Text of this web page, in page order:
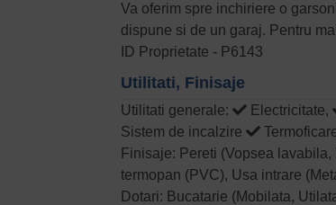
Va oferim spre inchiriere o
dispune si de un garaj. Pentru
ID Proprietate - P6143
Utilitati, Finisaje
Utilitati generale: Electricitate,
Sistem de incalzire
Finisaje: Pereti (Vopsea
termopan (PVC), Usa intrare
Dotari: Bucatarie (Mobilata,